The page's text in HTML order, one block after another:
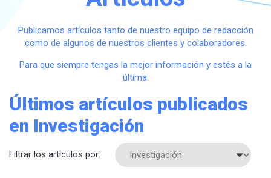
Publicamos artículos tanto de nuestro equipo de redacción
como de algunos de nuestros clientes y colaboradores.
Para que siempre tengas la mejor información y estés a la
última.
Últimos artículos publicados
en Investigación
Filtrar los artículos por: